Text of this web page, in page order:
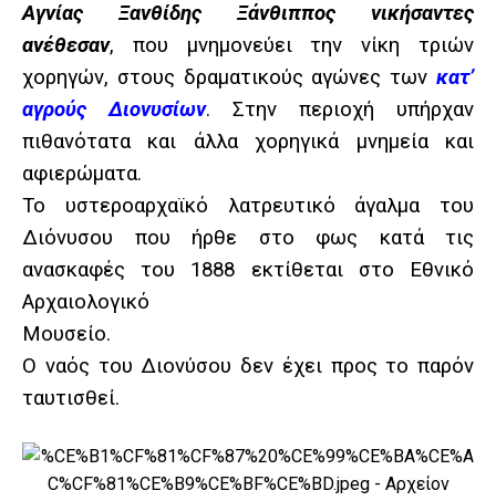
Αγνίας Ξανθίδης Ξάνθιππος νικήσαντες
ανέθεσαν, που μνημονεύει την νίκη τριών
χορηγών, στους δραματικούς αγώνες των κατ’
αγρούς Διονυσίων. Στην περιοχή υπήρχαν
πιθανότατα και άλλα χορηγικά μνημεία και
αφιερώματα.
Το υστεροαρχαϊκό λατρευτικό άγαλμα του
Διόνυσου που ήρθε στο φως κατά τις
ανασκαφές του 1888 εκτίθεται στο Εθνικό
Αρχαιολογικό
Μουσείο.
Ο ναός του Διονύσου δεν έχει προς το παρόν
ταυτισθεί.